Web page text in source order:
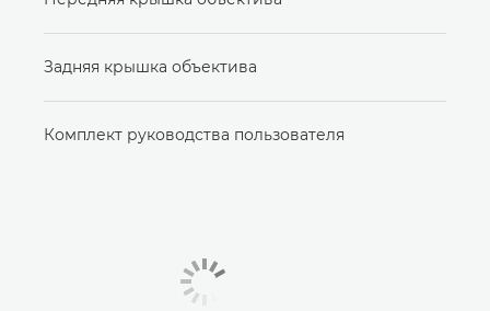
Задняя крышка объектива
Комплект руководства пользователя